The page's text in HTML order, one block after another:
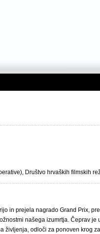
Društvo hrvaških filmskih
in prejela nagrado Grand Prix,
našega izumrtja. Čeprav je
življenja, odloči za ponoven krog